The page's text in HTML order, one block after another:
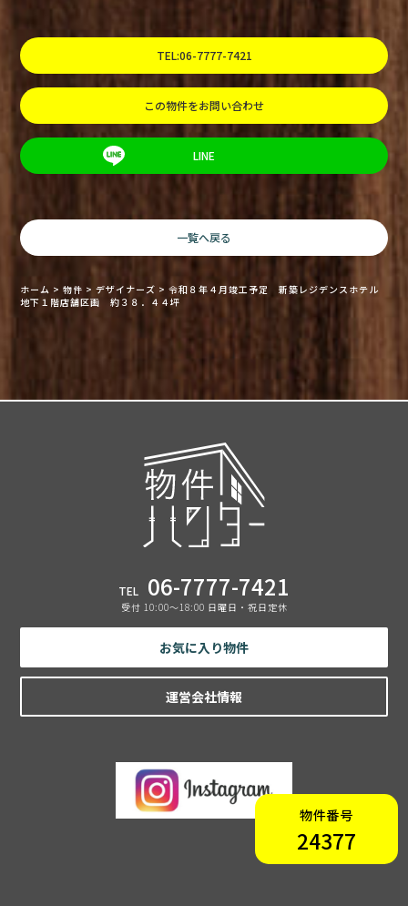
物件番号
24377
TEL:06-7777-7421
この物件をお問い合わせ
LINE
一覧へ戻る
ホーム >物件 >デザイナーズ >令和８年４月竣工予定 新築レジデンスホテル
地下１階店舗区画 約３８．４４坪
TEL 06-7777-7421
受付 10:00〜18:00 日曜日・祝日定休
お気に入り物件
運営会社情報